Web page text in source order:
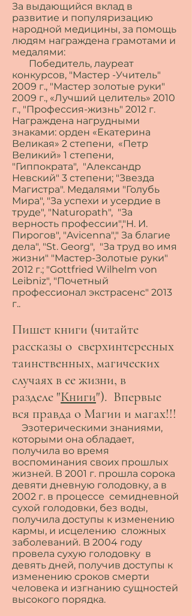
За выдающийся вклад в
развитие и популяризацию
народной медицины, за помощь
людям награждена грамотами и
медалями:
Победитель, лауреат
конкурсов, "Мастер -Учитель"
2009 г., "Мастер золотые руки"
2009 г., «Лучший целитель» 2010
г., "Профессия-жизнь" 2012 г.
Награждена нагрудными
знаками: орден «Екатерина
Великая» 2 степени, «Петр
Великий» 1 степени,
"Гиппократа", "Александр
Невский" 3 степени; "Звезда
Магистра". Медалями "Голубь
Мира", "За успехи и усердие в
труде", "Naturopath", "За
верность профессии","Н. И.
Пирогов", "Avicenna"," За благие
дела", "St. Georg", "За труд во имя
жизни" "Мастер-Золотые руки"
2012 г.; "Gottfried Wilhelm von
Leibniz", "Почетный
профессионал экстрасенс" 2013
г..
Пишет книги (читайте
рассказы о сверхинтересных
таинственных, магических
случаях в ее жизни, в
разделе "Книги"). Впервые
вся правда о Магии и магах!!!
Эзотерическими знаниями,
которыми она обладает,
получила во время
воспоминания своих прошлых
жизней. В 2001 г. прошла сорока
девяти дневную голодовку, а в
2002 г. в процессе семидневной
сухой голодовки, без воды,
получила доступы к изменению
кармы, и исцелению сложных
заболеваний. В 2004 году
провела сухую голодовку в
девять дней, получив доступы к
изменению сроков смерти
человека и изгнанию сущностей
высокого порядка.